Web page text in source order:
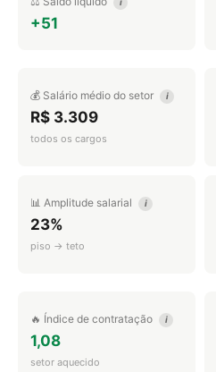
+51
💰 Salário médio do setor i
R$ 3.309
todos os cargos
📊 Amplitude salarial i
23%
piso → teto
🔥 Índice de contratação i
1,08
setor aquecido